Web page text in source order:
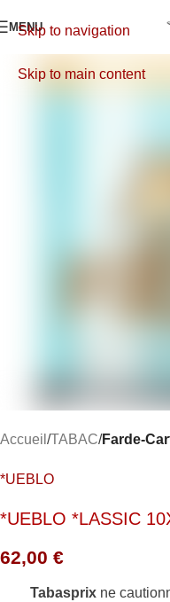
Skip to navigation
Skip to main content
MENU
Accueil TABAC Farde-
*UEBLO
*UEBLO *LASSIC
62,00 €
Tabasprix ne